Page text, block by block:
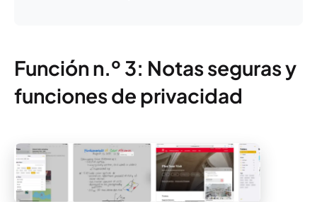
Función n.º 3: Notas seguras y
funciones de privacidad